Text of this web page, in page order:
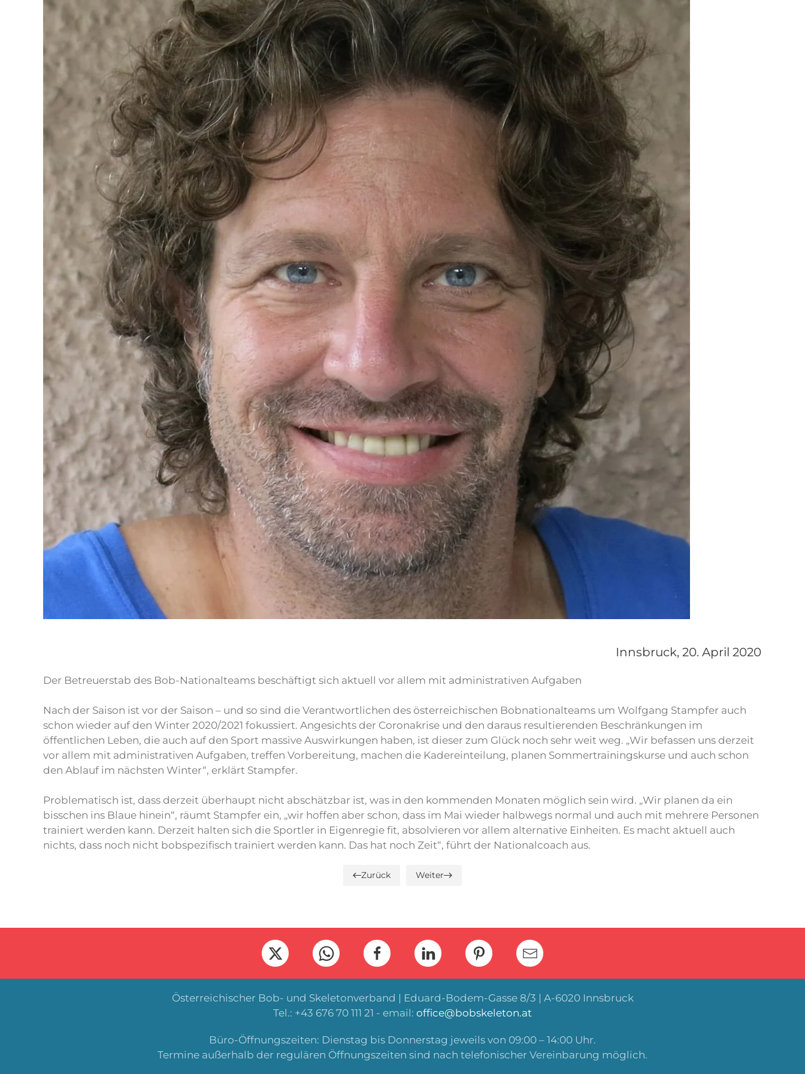
Innsbruck, 20. April 2020
Der Betreuerstab des Bob-Nationalteams beschäftigt sich aktuell vor allem mit administrativen Aufgaben
Nach der Saison ist vor der Saison – und so sind die Verantwortlichen des österreichischen Bobnationalteams um Wolfgang Stampfer auch
schon wieder auf den Winter 2020/2021 fokussiert. Angesichts der Coronakrise und den daraus resultierenden Beschränkungen im
öffentlichen Leben, die auch auf den Sport massive Auswirkungen haben, ist dieser zum Glück noch sehr weit weg. „Wir befassen uns derzeit
vor allem mit administrativen Aufgaben, treffen Vorbereitung, machen die Kadereinteilung, planen Sommertrainingskurse und auch schon
den Ablauf im nächsten Winter“, erklärt Stampfer.
Problematisch ist, dass derzeit überhaupt nicht abschätzbar ist, was in den kommenden Monaten möglich sein wird. „Wir planen da ein
bisschen ins Blaue hinein“, räumt Stampfer ein, „wir hoffen aber schon, dass im Mai wieder halbwegs normal und auch mit mehrere Personen
trainiert werden kann. Derzeit halten sich die Sportler in Eigenregie fit, absolvieren vor allem alternative Einheiten. Es macht aktuell auch
nichts, dass noch nicht bobspezifisch trainiert werden kann. Das hat noch Zeit“, führt der Nationalcoach aus.
Zurück Weiter
Österreichischer Bob- und Skeletonverband | Eduard-Bodem-Gasse 8/3 | A-6020 Innsbruck
Tel.: +43 676 70 111 21 - email: office@bobskeleton.at
Büro-Öffnungszeiten: Dienstag bis Donnerstag jeweils von 09:00 – 14:00 Uhr.
Termine außerhalb der regulären Öffnungszeiten sind nach telefonischer Vereinbarung möglich.